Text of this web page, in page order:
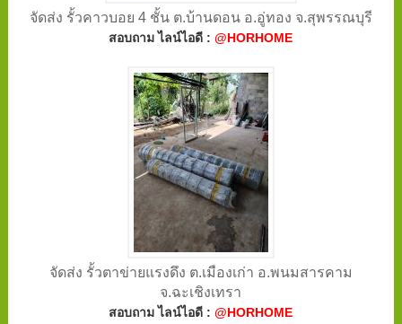
จัดส่ง รั้วคาวบอย 4 ชั้น ต.บ้านดอน อ.อู่ทอง จ.สุพรรณบุรี
สอบถาม ไลน์ไอดี :@HORHOME
จัดส่ง รั้วตาข่ายแรงดึง ต.เมืองเก่า อ.พนมสารคาม
จ.ฉะเชิงเทรา
สอบถาม ไลน์ไอดี :@HORHOME